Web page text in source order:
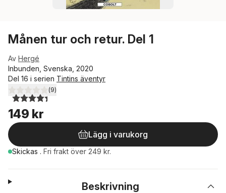
Månen tur och retur. Del 1
Av Hergé
Inbunden, Svenska, 2020
Del 16 i serien Tintins äventyr
4,4utav 5 stjärnor. Totalt antal röster:
(9)
149 kr
Lägg i varukorg
Skickas . Fri frakt över 249 kr.
Beskrivning